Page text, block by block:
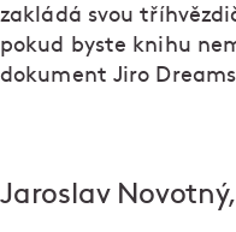
zakládá svou
pokud byste knihu
dokument Jiro
Jaroslav